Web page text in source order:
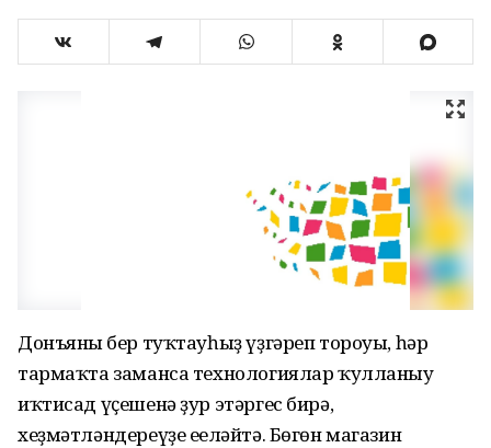
Донъяның бер туҡтауһыҙ үҙгәреп тороуы, һәр
тармаҡта заманса технологиялар ҡулланыу
иҡтисад үҫешенә ҙур этәргес бирә,
хеҙмәтләндереүҙе еңеләйтә. Бөгөн магазин